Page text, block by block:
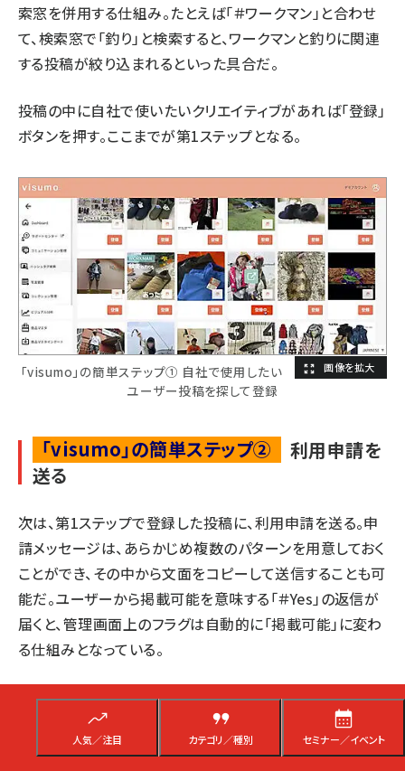
人気／注目 カテゴリ／種別 セミナー／イベント
索窓を併用する仕組み。たとえば「＃ワークマン」と合わせ
て、検索窓で「釣り」と検索すると、ワークマンと釣りに関連
する投稿が絞り込まれるといった具合だ。
投稿の中に自社で使いたいクリエイティブがあれば「登録」
ボタンを押す。ここまでが第1ステップとなる。
「visumo」の簡単ステップ① 自社で使用したい
ユーザー投稿を探して登録
「visumo」の簡単ステップ②
利用申請を
送る
次は、第1ステップで登録した投稿に、利用申請を送る。申
請メッセージは、あらかじめ複数のパターンを用意しておく
ことができ、その中から文面をコピーして送信することも可
能だ。ユーザーから掲載可能を意味する「＃Yes」の返信が
届くと、管理画面上のフラグは自動的に「掲載可能」に変わ
る仕組みとなっている。